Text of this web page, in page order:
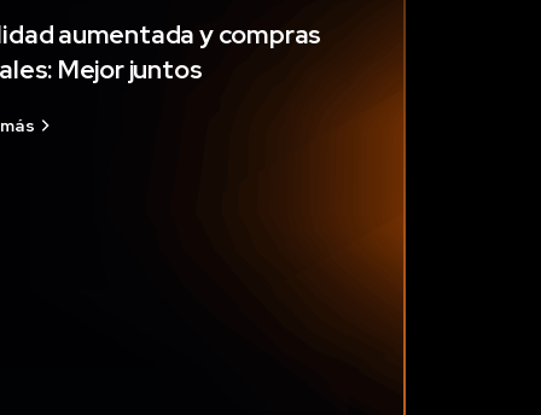
aumentada y compras
Mejor juntos